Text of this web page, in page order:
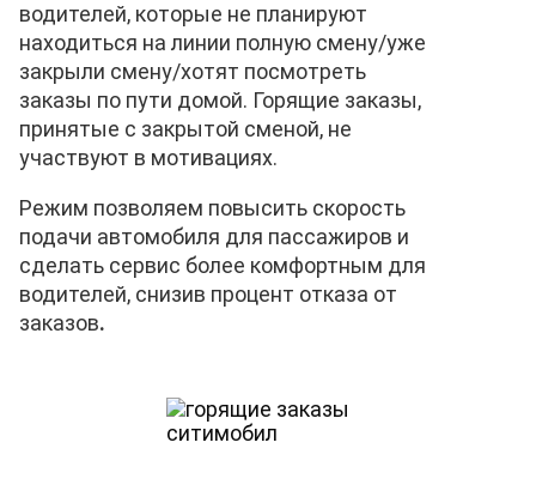
водителей, которые не планируют
находиться на линии полную смену/уже
закрыли смену/хотят посмотреть
заказы по пути домой. Горящие заказы,
принятые с закрытой сменой, не
участвуют в мотивациях.
Режим позволяем повысить скорость
подачи автомобиля для пассажиров и
сделать сервис более комфортным для
водителей, снизив процент отказа от
заказов.